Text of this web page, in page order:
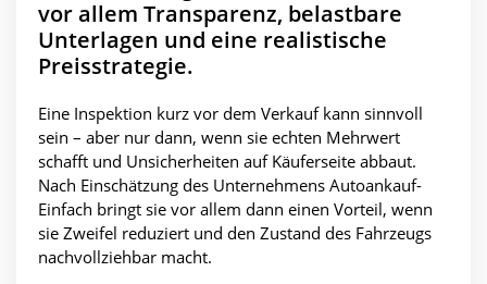
vor allem Transparenz, belastbare
Unterlagen und eine realistische
Preisstrategie.
Eine Inspektion kurz vor dem Verkauf kann sinnvoll
sein – aber nur dann, wenn sie echten Mehrwert
schafft und Unsicherheiten auf Käuferseite abbaut.
Nach Einschätzung des Unternehmens Autoankauf-
Einfach bringt sie vor allem dann einen Vorteil, wenn
sie Zweifel reduziert und den Zustand des Fahrzeugs
nachvollziehbar macht.